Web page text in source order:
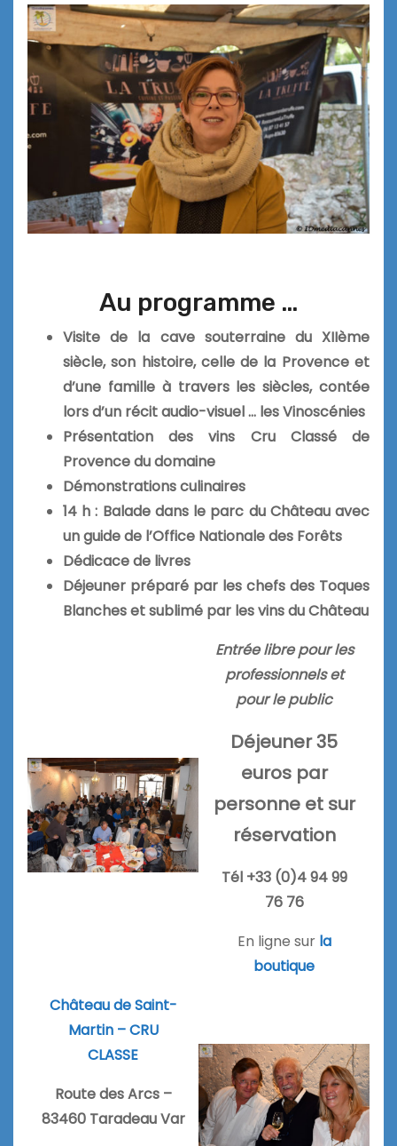
Au programme …
Visite de la cave souterraine du XIIème
siècle, son histoire, celle de la Provence et
d’une famille à travers les siècles, contée
lors d’un récit audio-visuel … les Vinoscénies
Présentation des vins Cru Classé de
Provence du domaine
Démonstrations culinaires
14 h : Balade dans le parc du Château avec
un guide de l’Office Nationale des Forêts
Dédicace de livres
Déjeuner préparé par les chefs des Toques
Blanches et sublimé par les vins du Château
Entrée libre pour les
professionnels et
pour le public
Déjeuner 35
euros par
personne et sur
réservation
Tél +33 (0)4 94 99
76 76
En ligne sur la
boutique
Château de Saint-
Martin – CRU
CLASSE
Route des Arcs –
83460 Taradeau Var